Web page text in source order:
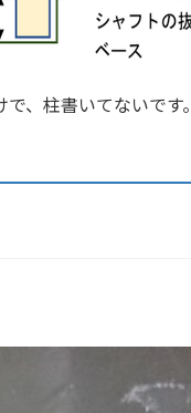
、柱書いてないです。